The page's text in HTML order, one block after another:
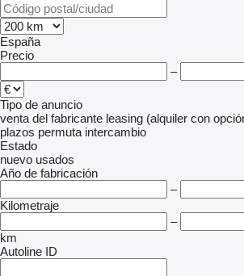
España
Precio
–
Tipo de anuncio
venta del fabricante leasing (alquiler con
plazos permuta intercambio
Estado
nuevo usados
Año de fabricación
–
Kilometraje
–
km
Autoline ID